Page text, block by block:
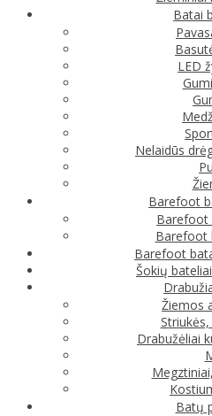
Batai
LED
Nelaidūs
Barefoot
Barefoot
Barefoot
Barefoot
Šokių
Žiemos
Drabužėliai
Batų